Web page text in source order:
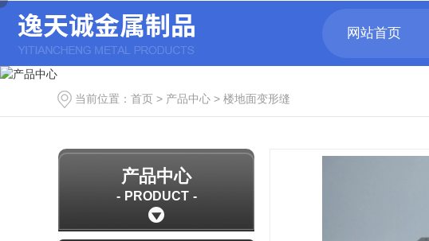
网站首页
当前位置： 首页 > 产品中心 > 楼地面变形缝
产品中心
PRODUCT